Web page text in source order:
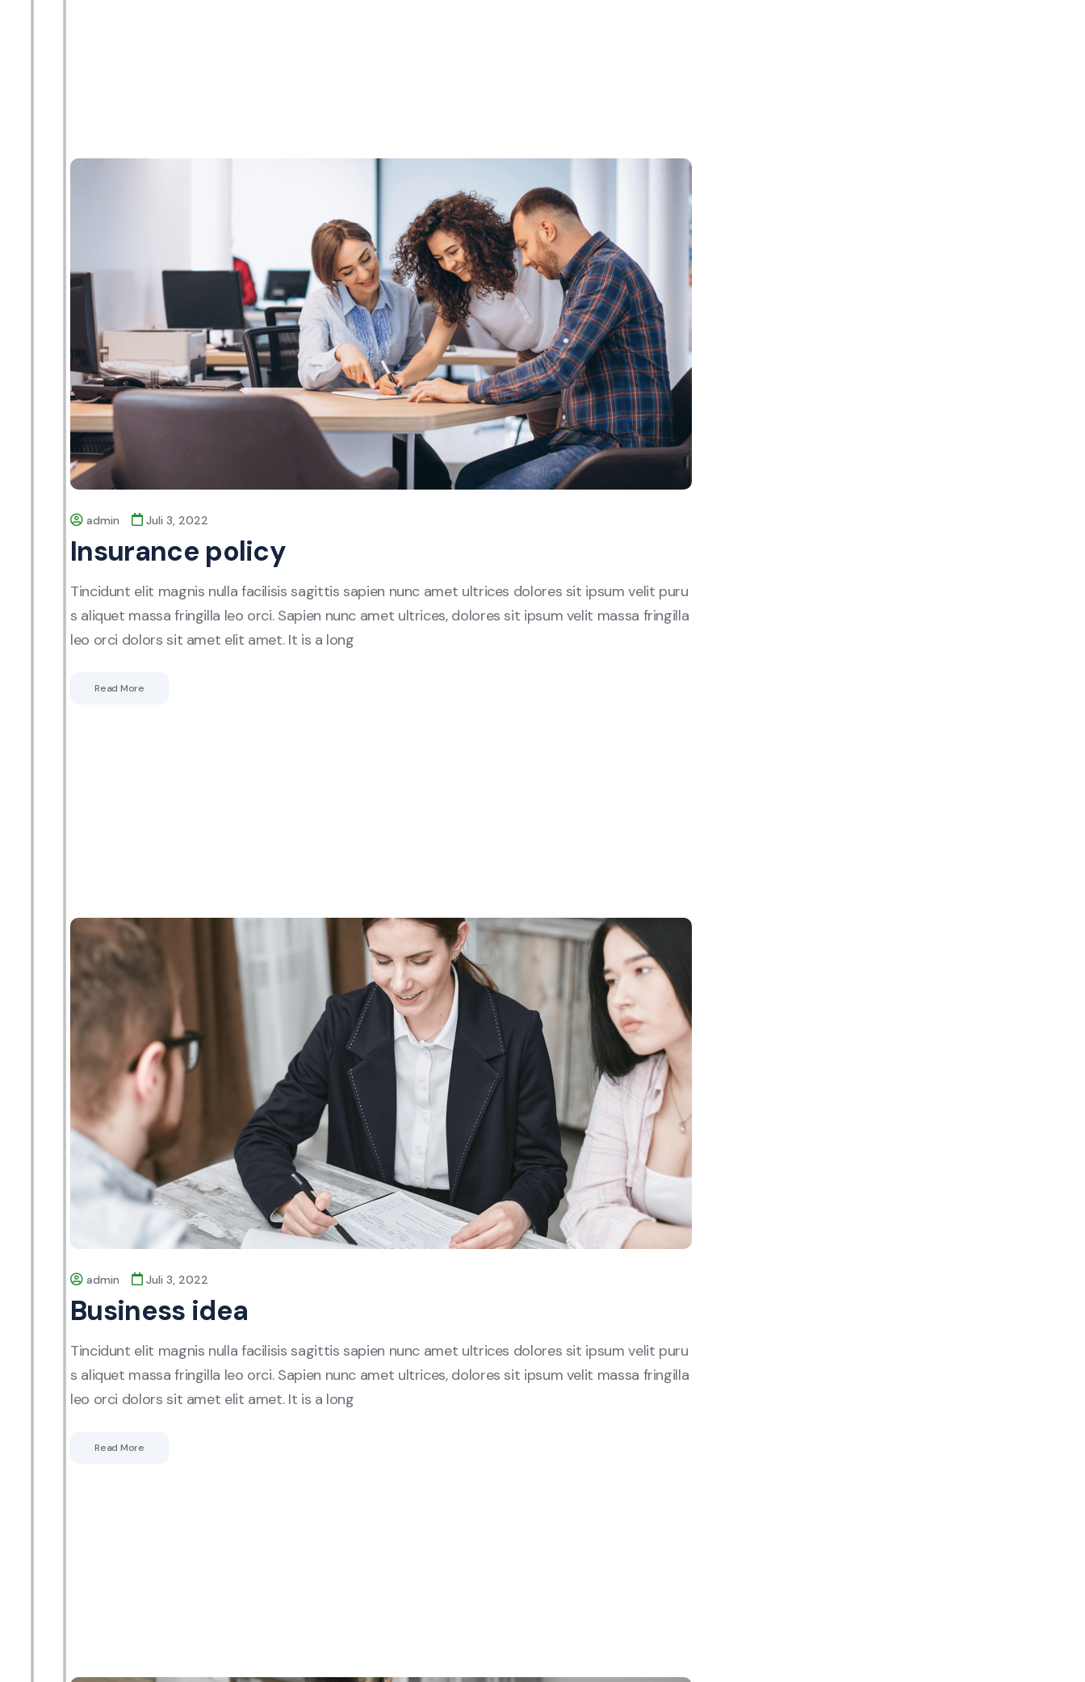
admin Juli 3, 2022
Insurance policy
Tincidunt elit magnis nulla facilisis sagittis sapien nunc amet ultrices dolores sit ipsum velit puru
s aliquet massa fringilla leo orci. Sapien nunc amet ultrices, dolores sit ipsum velit massa fringilla
leo orci dolors sit amet elit amet. It is a long
Read More
admin Juli 3, 2022
Business idea
Tincidunt elit magnis nulla facilisis sagittis sapien nunc amet ultrices dolores sit ipsum velit puru
s aliquet massa fringilla leo orci. Sapien nunc amet ultrices, dolores sit ipsum velit massa fringilla
leo orci dolors sit amet elit amet. It is a long
Read More